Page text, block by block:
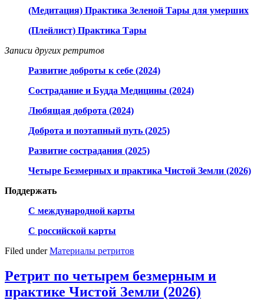
(Медитация) Практика Зеленой Тары для умерших
(Плейлист) Практика Тары
Записи других ретритов
Развитие доброты к себе (2024)
Сострадание и Будда Медицины (2024)
Любящая доброта (2024)
Доброта и поэтапный путь (2025)
Развитие сострадания (2025)
Четыре Безмерных и практика Чистой Земли (2026)
Поддержать
С международной карты
С российской карты
Filed underМатериалы ретритов
Ретрит по четырем безмерным и
практике Чистой Земли (2026)